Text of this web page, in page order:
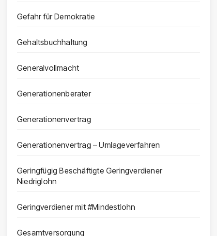
Gefahr für Demokratie
Gehaltsbuchhaltung
Generalvollmacht
Generationenberater
Generationenvertrag
Generationenvertrag – Umlageverfahren
Geringfügig Beschäftigte Geringverdiener
Niedriglohn
Geringverdiener mit #Mindestlohn
Gesamtversorgung